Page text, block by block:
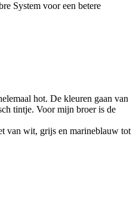
System voor een betere
hot. De kleuren gaan van
tintje. Voor mijn broer is de
van wit, grijs en marineblauw tot